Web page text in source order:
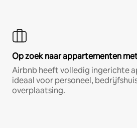
Op zoek naar appartementen
Airbnb heeft volledig ingerichte
ideaal voor personeel,
overplaatsing.